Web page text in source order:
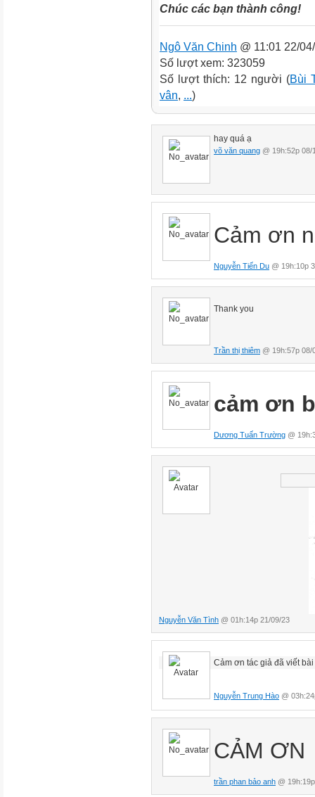
Chúc các bạn thành công!
Ngô Văn Chinh @ 11:01 22/
Số lượt xem: 323059
Số lượt thích: 12 người (Bùi
vân, ...)
hay quá ạ
võ văn quang @ 19h:52p 08/
Cảm ơn
Nguyễn Tiến Du @ 19h:10p
Thank you
Trần thị thiêm @ 19h:57p 08/
cảm ơn
Dương Tuấn Trường @
Nguyễn Văn Tình @ 01h:14p 21/09/23
Cảm ơn tác giả đã viết
Nguyễn Trung Hào @
CẢM ƠN
trần phan bảo anh @